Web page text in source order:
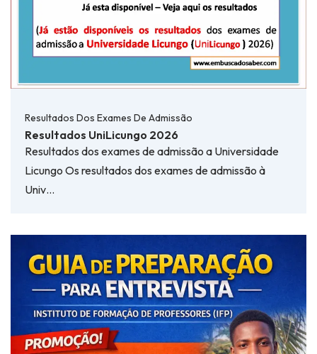
Resultados Dos Exames De Admissão
Resultados UniLicungo 2026
Resultados dos exames de admissão a Universidade
Licungo Os resultados dos exames de admissão à
Univ…